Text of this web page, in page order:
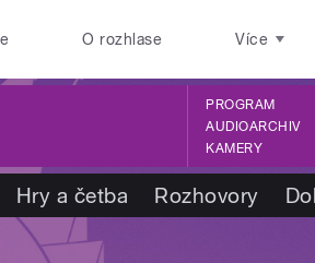
O rozhlase Více
PROGRAM
AUDIOARCHIV
KAMERY
Hry a četba Rozhovory